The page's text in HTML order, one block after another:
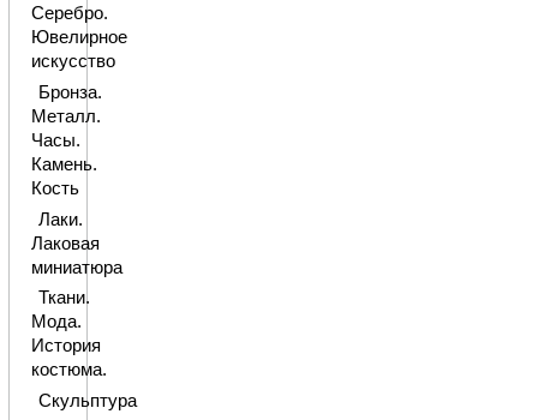
Серебро.
Ювелирное
искусство
Бронза.
Металл.
Часы.
Камень.
Кость
Лаки.
Лаковая
миниатюра
Ткани.
Мода.
История
костюма.
Скульптура